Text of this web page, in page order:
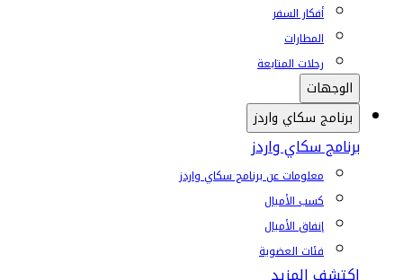
أفكار السفر
المطارات
رحلات المتابعة
الوجهات
برنامج سكاي واردز
برنامج سكاي واردز
معلومات عن برنامج سكاي واردز
كسب الأميال
إنفاق الأميال
فئات العضوية